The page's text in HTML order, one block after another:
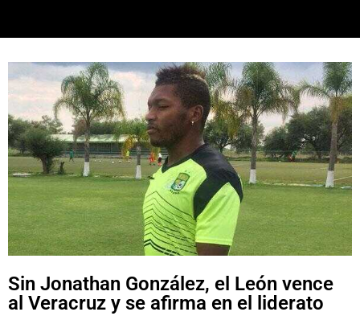
Sin Jonathan González, el León vence
al Veracruz y se afirma en el liderato